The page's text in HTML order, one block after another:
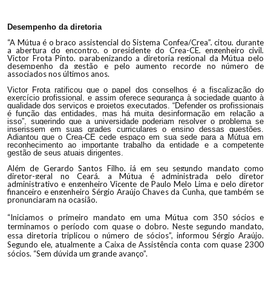
Desempenho da diretoria
“A Mútua é o braço assistencial do Sistema Confea/Crea”, citou, durante
a abertura do encontro, o presidente do Crea-CE, engenheiro civil,
Victor Frota Pinto, parabenizando a diretoria regional da Mútua pelo
desempenho da gestão e pelo aumento recorde no número de
associados nos últimos anos.
Victor Frota ratificou que o papel dos conselhos é a fiscalização do
exercício profissional, e assim oferece segurança à sociedade quanto à
qualidade dos serviços e projetos executados. “Defender os profissionais
é função das entidades, mas há muita desinformação em relação a
isso”, sugerindo que a universidade poderiam resolver o problema se
inserissem em suas grades curriculares o ensino dessas questões.
Adiantou que o Crea-CE cede espaço em sua sede para a Mútua em
reconhecimento ao importante trabalho da entidade e a competente
gestão de seus atuais dirigentes.
Além de Gerardo Santos Filho, já em seu segundo mandato como
diretor-geral no Ceará, a Mútua é administrada pelo diretor
administrativo e engenheiro Vicente de Paulo Melo Lima e pelo diretor
financeiro e engenheiro Sérgio Araújo Chaves da Cunha, que também se
pronunciaram na ocasião.
“Iniciamos o primeiro mandato em uma Mútua com 350 sócios e
terminamos o período com quase o dobro. Neste segundo mandato,
essa diretoria triplicou o número de sócios”, informou Sérgio Araújo.
Segundo ele, atualmente a Caixa de Assistência conta com quase 2300
sócios. “Sem dúvida um grande avanço”.